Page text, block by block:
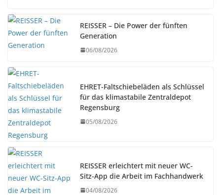
REISSER – Die Power der fünften
Generation
06/08/2026
EHRET-Faltschiebeläden als Schlüssel
für das klimastabile Zentraldepot
Regensburg
05/08/2026
REISSER erleichtert mit neuer WC-
Sitz-App die Arbeit im Fachhandwerk
04/08/2026